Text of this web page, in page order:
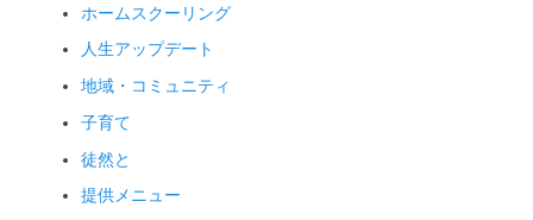
ホームスクーリング
人生アップデート
地域・コミュニティ
子育て
徒然と
提供メニュー